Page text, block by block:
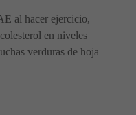
al hacer ejercicio,
en niveles
verduras de hoja